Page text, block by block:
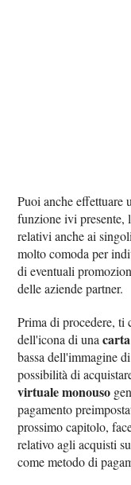
Puoi anche effettuare
funzione ivi presente,
relativi anche ai
molto comoda per
di eventuali
delle aziende partner.
Prima di procedere, ti
dell'icona di una
bassa dell'immagine
possibilità di
virtuale monouso
pagamento
prossimo capitolo,
relativo agli acquisti
come metodo di